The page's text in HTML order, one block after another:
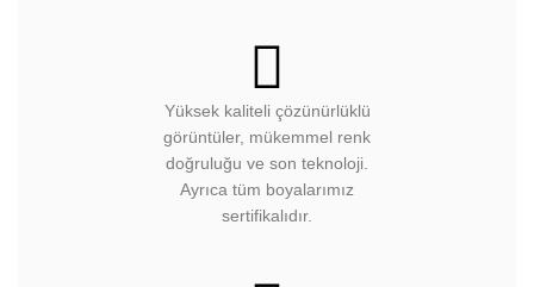
Yüksek kaliteli çözünürlüklü
görüntüler, mükemmel renk
doğruluğu ve son teknoloji.
Ayrıca tüm boyalarımız
sertifikalıdır.